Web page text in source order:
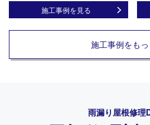
施工事例を見る
施工事例をも
雨漏り屋根修理